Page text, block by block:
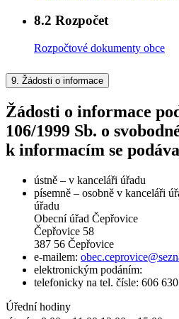
8.2 Rozpočet
Rozpočtové dokumenty obce
9. Žádosti o informace
Žádosti o informace
106/1999 Sb. o
k informacím se
ústně – v kanceláři úřadu
písemně – osobně v kanceláři
úřadu
Obecní úřad Čepřovice
Čepřovice 58
387 56 Čepřovice
e-mailem:
elektronickým podáním:
telefonicky na tel. čísle: 606
Úřední hodiny